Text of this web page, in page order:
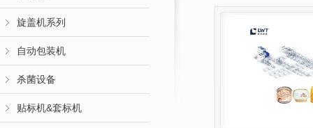
旋盖机系列
自动包装机
杀菌设备
贴标机&套标机